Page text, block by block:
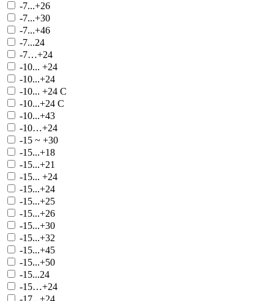
-7...+26
-7...+30
-7...+46
-7...24
-7…+24
-10... +24
-10...+24
-10... +24 С
-10...+24 С
-10...+43
-10…+24
-15 ~ +30
-15...+18
-15...+21
-15... +24
-15...+24
-15...+25
-15...+26
-15...+30
-15...+32
-15...+45
-15...+50
-15...24
-15…+24
-17...+24